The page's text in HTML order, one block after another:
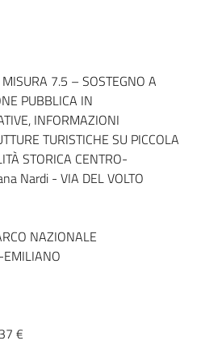
7.5 – SOSTEGNO A
PUBBLICA IN
INFORMAZIONI
TURISTICHE SU PICCOLA
STORICA CENTRO-
Nardi - VIA DEL VOLTO
NAZIONALE
EMILIANO
€